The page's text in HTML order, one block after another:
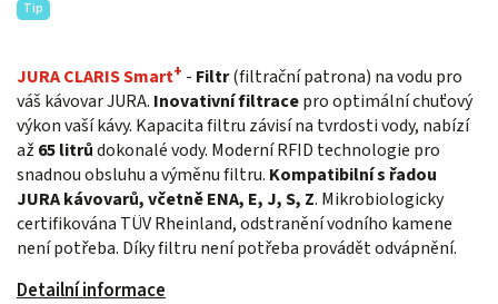
Tip
JURA CLARIS Smart+ - Filtr(filtrační patrona) na vodu pro
váš kávovar JURA. Inovativní filtracepro optimální chuťový
výkon vaší kávy. Kapacita filtru závisí na tvrdosti vody, nabízí
až 65 litrůdokonalé vody. Moderní RFID technologie pro
snadnou obsluhu a výměnu filtru. Kompatibilní s řadou
JURA kávovarů, včetně ENA, E, J, S, Z. Mikrobiologicky
certifikována TÜV Rheinland, odstranění vodního kamene
není potřeba. Díky filtru není potřeba provádět odvápnění.
Detailní informace